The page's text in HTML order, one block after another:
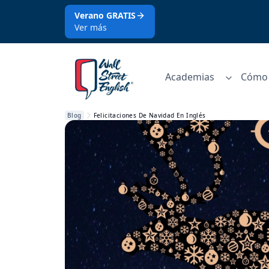
Verano GRATIS
Ver más
Academias
Blog Felicitaciones De Navidad En Inglés